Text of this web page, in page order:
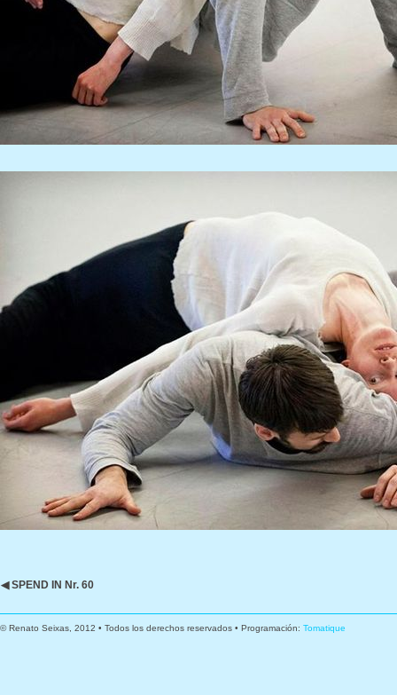
◀ SPEND IN Nr. 60
© Renato Seixas, 2012 • Todos los derechos reservados • Programación: Tomatique